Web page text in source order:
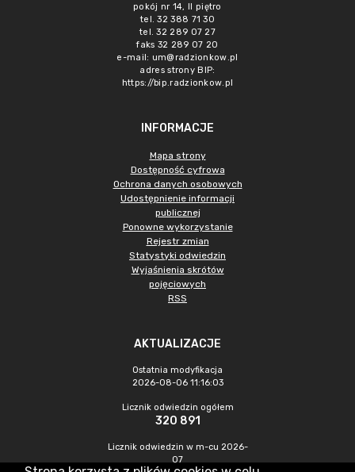
pokój nr 14, II piętro
tel. 32 388 71 30
tel. 32 289 07 27
faks 32 289 07 20
e-mail: um@radzionkow.pl
adres strony BIP:
https://bip.radzionkow.pl
INFORMACJE
Mapa strony
Dostępność cyfrowa
Ochrona danych osobowych
Udostępnienie informacji
publicznej
Ponowne wykorzystanie
Rejestr zmian
Statystyki odwiedzin
Wyjaśnienia skrótów
pojęciowych
RSS
AKTUALIZACJE
Ostatnia modyfikacja
2026-08-06 11:16:03
Licznik odwiedzin ogółem
320 891
Licznik odwiedzin w m-cu 2026-
07